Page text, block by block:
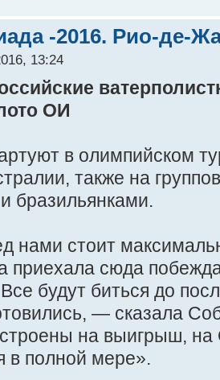
-2016. Рио-де-
13:24
ОИ
в олимпийском
также на
бразильянками.
нами стоит
приехала сюда
будут биться до
— сказала
на выигрыш, на
в полной мере».